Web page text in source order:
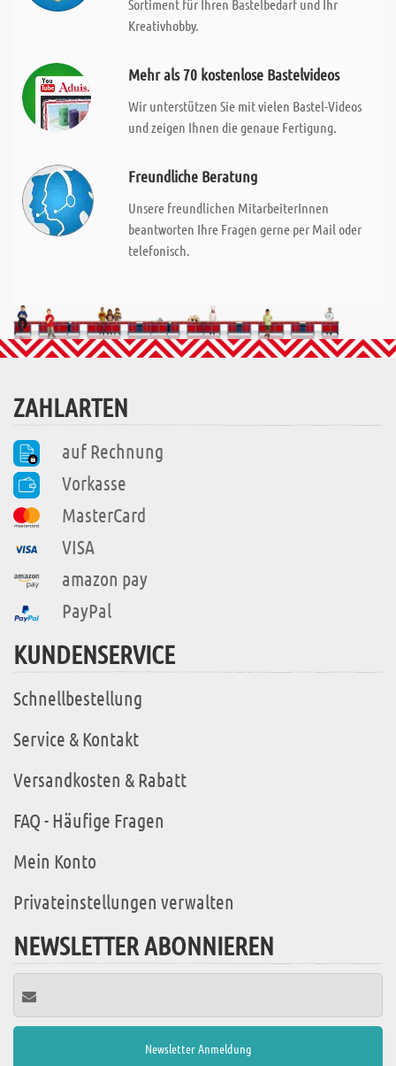
Sortiment für Ihren Bastelbedarf und Ihr
Kreativhobby.
Mehr als 70 kostenlose Bastelvideos
Wir unterstützen Sie mit vielen Bastel-Videos
und zeigen Ihnen die genaue Fertigung.
Freundliche Beratung
Unsere freundlichen MitarbeiterInnen
beantworten Ihre Fragen gerne per Mail oder
telefonisch.
ZAHLARTEN
auf Rechnung
Vorkasse
MasterCard
VISA
amazon pay
PayPal
KUNDENSERVICE
Schnellbestellung
Service & Kontakt
Versandkosten & Rabatt
FAQ - Häufige Fragen
Mein Konto
Privateinstellungen verwalten
NEWSLETTER ABONNIEREN